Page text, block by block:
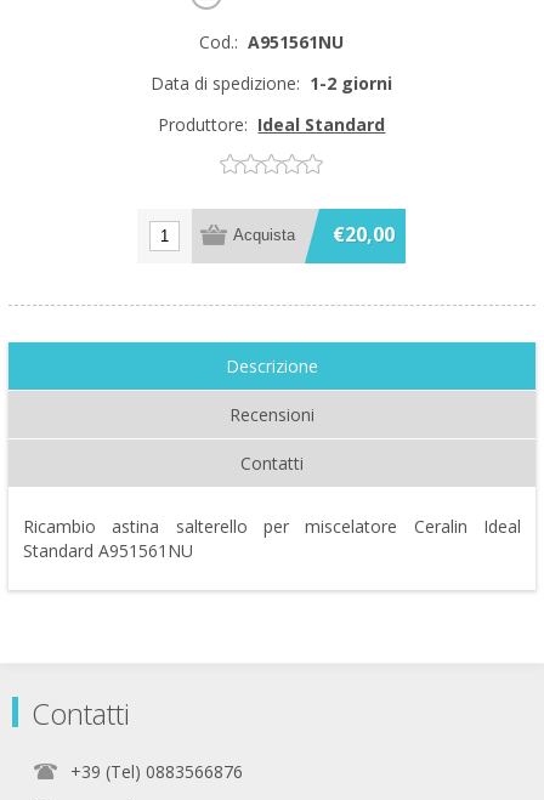
Cod.: A951561NU
Data di spedizione: 1-2 giorni
Produttore: Ideal Standard
€20,00
Descrizione
Recensioni
Contatti
Ricambio astina salterello per miscelatore Ceralin Ideal
Standard A951561NU
Contatti
+39 (Tel) 0883566876